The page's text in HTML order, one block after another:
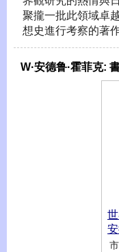
聚攏一批此領域卓
想史進行考察的著作
W·安德鲁·霍菲克: